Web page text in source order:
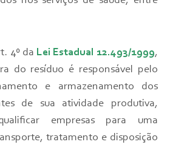
4º da Lei Estadual 12.493/1999,
do resíduo é responsável pelo
e armazenamento dos
de sua atividade produtiva,
empresas para uma
tratamento e disposição